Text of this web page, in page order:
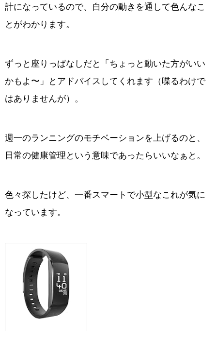
計になっているので、自分の動きを通して色んなこ
とがわかります。
ずっと座りっぱなしだと「ちょっと動いた方がいい
かもよ〜」とアドバイスしてくれます（喋るわけで
はありませんが）。
週一のランニングのモチベーションを上げるのと、
日常の健康管理という意味であったらいいなぁと。
色々探したけど、一番スマートで小型なこれが気に
なっています。